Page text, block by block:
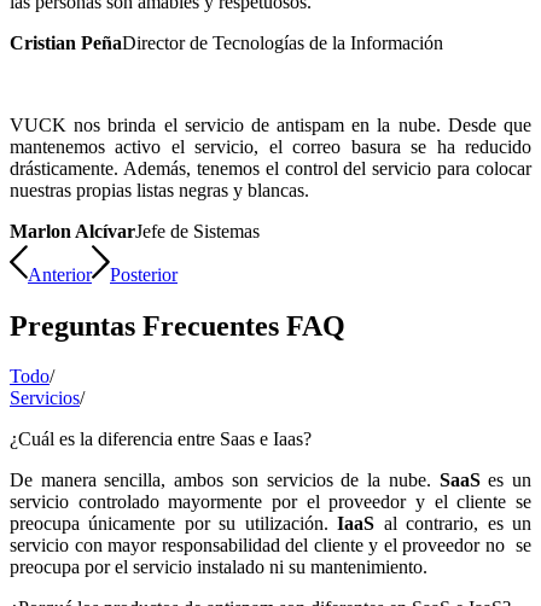
Cristian PeñaDirector de Tecnologías de la Información
VUCK nos brinda el servicio de antispam en la nube. Desde que
mantenemos activo el servicio, el correo basura se ha reducido
drásticamente. Además, tenemos el control del servicio para colocar
nuestras propias listas negras y blancas.
Marlon AlcívarJefe de Sistemas
Anterior Posterior
Preguntas Frecuentes FAQ
Todo/
Servicios/
¿Cuál es la diferencia entre Saas e Iaas?
De manera sencilla, ambos son servicios de la nube. SaaSes un
servicio controlado mayormente por el proveedor y el cliente se
preocupa únicamente por su utilización.IaaS al contrario, es un
servicio con mayor responsabilidad del cliente y el proveedor no se
preocupa por el servicio instalado ni su mantenimiento.